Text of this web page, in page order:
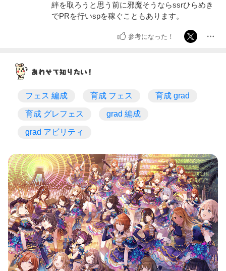
絆を取ろうと思う前に邪魔そうならssrひらめき
でPRを行いspを稼ぐこともあります。
参考になった！
フェス 編成 育成 フェス 育成 grad
育成 グレフェス grad 編成
grad アビリティ